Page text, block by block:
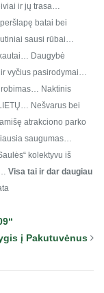
ir jų trasa…
batai bei
sausi rūbai…
Daugybė
vyčius pasirodymai…
Naktinis
Nešvarus bei
atrakciono parko
saugumas…
kolektyvu iš
Visa tai ir dar daugiau
į Pakutuvėnus